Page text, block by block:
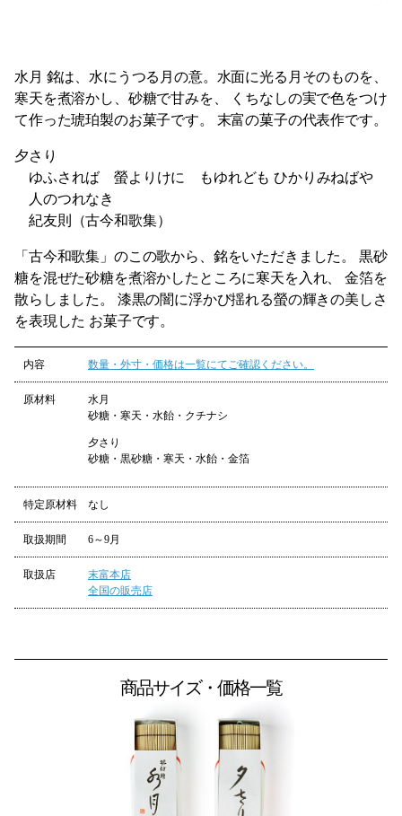
水月 銘は、水にうつる月の意。水面に光る月そのものを、
寒天を煮溶かし、砂糖で甘みを、
くちなしの実で色をつけ
て作った琥珀製のお菓子です。 末富の菓子の代表作です。
夕さり
ゆふされば 螢よりけに もゆれども ひかりみねばや
人のつれなき
紀友則（古今和歌集）
「古今和歌集」のこの歌から、銘をいただきました。 黒砂
糖を混ぜた砂糖を煮溶かしたところに寒天を入れ、金箔を
散らしました。 漆黒の闇に浮かび揺れる螢の輝きの美しさ
を表現した お菓子です。
内容 数量・外寸・価格は一覧にてご確認ください。
原材料
水月
砂糖・寒天・水飴・クチナシ
夕さり
砂糖・黒砂糖・寒天・水飴・金箔
特定原材料 なし
取扱期間 6～9月
取扱店
末富本店
全国の販売店
商品サイズ・価格一覧